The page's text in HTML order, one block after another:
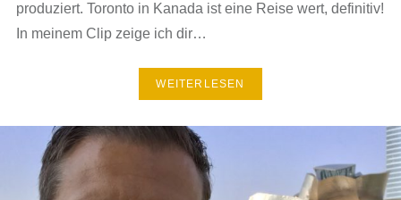
produziert. Toronto in Kanada ist eine Reise wert, definitiv!
In meinem Clip zeige ich dir…
WEITERLESEN